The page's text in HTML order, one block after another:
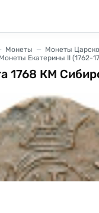
Монеты
Монеты
Монеты Екатерины II (1762-
1768 КМ